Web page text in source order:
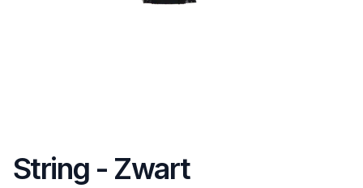
String - Zwart